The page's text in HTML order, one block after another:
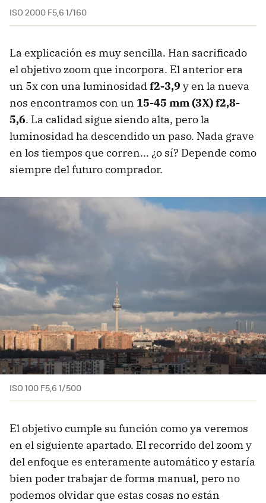
ISO 2000 F5,6 1/160
La explicación es muy sencilla. Han sacrificado
el objetivo zoom que incorpora. El anterior era
un 5x con una luminosidadf2-3,9 y en la nueva
nos encontramos con un 15-45 mm (3X) f2,8-
5,6. La calidad sigue siendo alta, pero la
luminosidad ha descendido un paso. Nada grave
en los tiempos que corren... ¿o sí? Depende como
siempre del futuro comprador.
ISO 100 F5,6 1/500
El objetivo cumple su función como ya veremos
en el siguiente apartado. El recorrido del zoom y
del enfoque es enteramente automático y estaría
bien poder trabajar de forma manual, pero no
podemos olvidar que estas cosas no están